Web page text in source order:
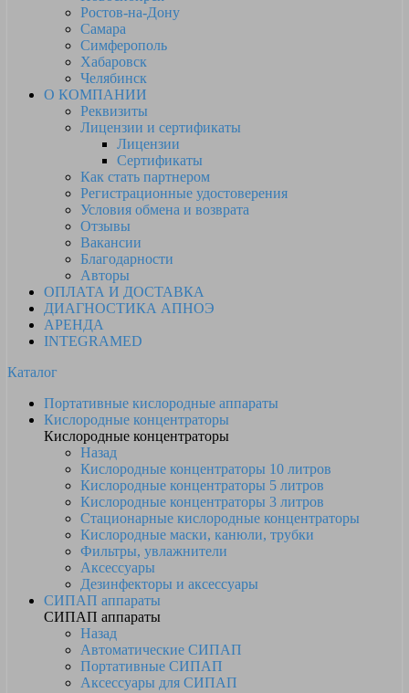
Ростов-на-Дону
Самара
Симферополь
Хабаровск
Челябинск
О КОМПАНИИ
Реквизиты
Лицензии и сертификаты
Лицензии
Сертификаты
Как стать партнером
Регистрационные удостоверения
Условия обмена и возврата
Отзывы
Вакансии
Благодарности
Авторы
ОПЛАТА И ДОСТАВКА
ДИАГНОСТИКА АПНОЭ
АРЕНДА
INTEGRAMED
Каталог
Портативные кислородные аппараты
Кислородные концентраторы
Кислородные концентраторы
Назад
Кислородные концентраторы 10 литров
Кислородные концентраторы 5 литров
Кислородные концентраторы 3 литров
Стационарные кислородные концентраторы
Кислородные маски, канюли, трубки
Фильтры, увлажнители
Аксессуары
Дезинфекторы и аксессуары
СИПАП аппараты
СИПАП аппараты
Назад
Автоматические СИПАП
Портативные СИПАП
Аксессуары для СИПАП